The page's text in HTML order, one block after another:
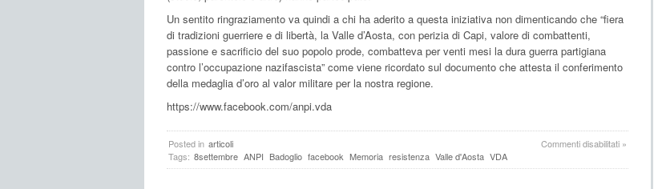
Un sentito ringraziamento va quindi a chi ha aderito a questa iniziativa non dimenticando che “fiera
di tradizioni guerriere e di libertà, la Valle d’Aosta, con perizia di Capi, valore di combattenti,
passione e sacrificio del suo popolo prode, combatteva per venti mesi la dura guerra partigiana
contro l’occupazione nazifascista” come viene ricordato sul documento che attesta il conferimento
della medaglia d’oro al valor militare per la nostra regione.
https://www.facebook.com/anpi.vda
Commenti disabilitatisu
VDA
»
Posted in articoli
Tags: 8settembre ANPI Badoglio facebook Memoria resistenza Valle d'Aosta VDA